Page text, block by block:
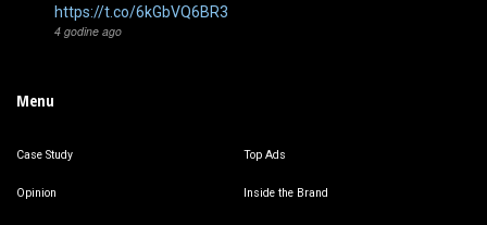
https://t.co/6kGbVQ6BR3
4 godine ago
Menu
Case Study Top Ads
Opinion Inside the Brand